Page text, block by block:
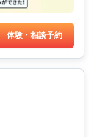
体験・相談予約